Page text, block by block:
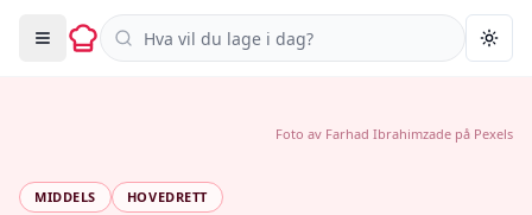
Søk i oppskrifter
MIDDELS HOVEDRETT
Foto av Farhad Ibrahimzade på Pexels